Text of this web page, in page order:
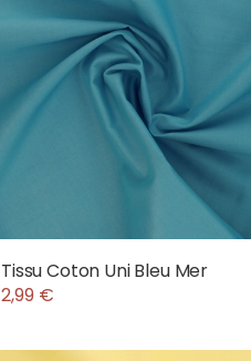
Tissu Coton Uni Bleu Mer
2,99 €